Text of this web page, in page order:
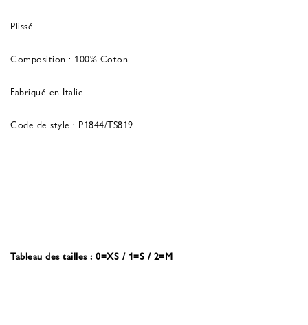
Plissé
Composition : 100% Coton
Fabriqué en Italie
Code de style : P1844/TS819
Tableau des tailles : 0=XS / 1=S / 2=M